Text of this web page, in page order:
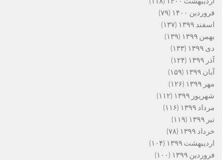
فروردین ۱۴۰۰
(۷۹)
اسفند ۱۳۹۹
(۱۳۷)
بهمن ۱۳۹۹
(۱۳۹)
دی ۱۳۹۹
(۱۳۳)
آذر ۱۳۹۹
(۱۲۴)
آبان ۱۳۹۹
(۱۵۹)
مهر ۱۳۹۹
(۱۲۶)
شهریور ۱۳۹۹
(۱۱۲)
مرداد ۱۳۹۹
(۱۱۶)
تیر ۱۳۹۹
(۱۱۹)
خرداد ۱۳۹۹
(۷۸)
اردیبهشت ۱۳۹۹
(۱۰۴)
فروردین ۱۳۹۹
(۱۰۰)